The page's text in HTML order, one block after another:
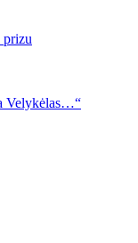
prizu
Velykėlas…“